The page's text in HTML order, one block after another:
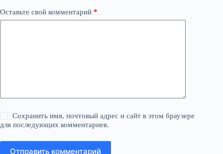
Оставьте свой комментарий *
Сохранить имя, почтовый адрес и сайт в этом браузере
для последующих комментариев.
Отправить комментарий